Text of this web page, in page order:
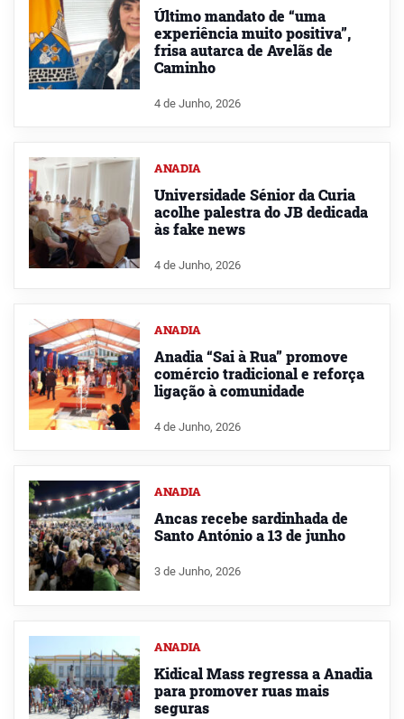
Último mandato de “uma
experiência muito positiva”,
frisa autarca de Avelãs de
Caminho
4 de Junho, 2026
ANADIA
Universidade Sénior da Curia
acolhe palestra do JB dedicada
às fake news
4 de Junho, 2026
ANADIA
Anadia “Sai à Rua” promove
comércio tradicional e reforça
ligação à comunidade
4 de Junho, 2026
ANADIA
Ancas recebe sardinhada de
Santo António a 13 de junho
3 de Junho, 2026
ANADIA
Kidical Mass regressa a Anadia
para promover ruas mais
seguras